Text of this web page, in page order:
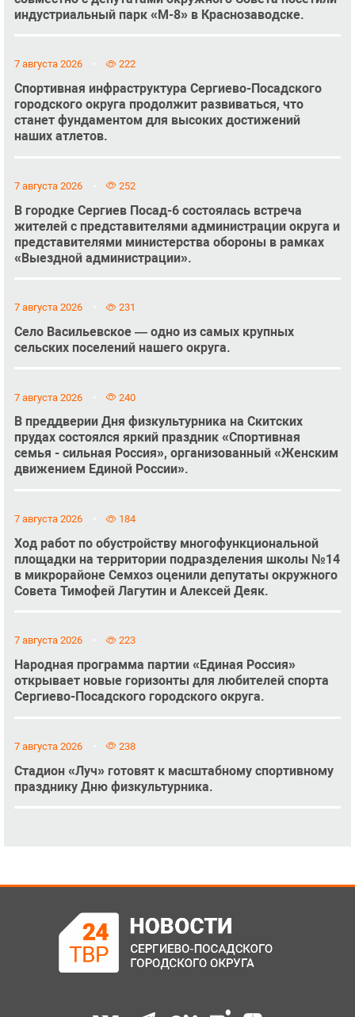
индустриальный парк «М-8» в Краснозаводске.
7 августа 2026 222
Спортивная инфраструктура Сергиево-Посадского
городского округа продолжит развиваться, что
станет фундаментом для высоких достижений
наших атлетов.
7 августа 2026 252
В городке Сергиев Посад-6 состоялась встреча
жителей с представителями администрации округа и
представителями министерства обороны в рамках
«Выездной администрации».
7 августа 2026 231
Село Васильевское — одно из самых крупных
сельских поселений нашего округа.
7 августа 2026 240
В преддверии Дня физкультурника на Скитских
прудах состоялся яркий праздник «Спортивная
семья - сильная Россия», организованный «Женским
движением Единой России».
7 августа 2026 184
Ход работ по обустройству многофункциональной
площадки на территории подразделения школы №14
в микрорайоне Семхоз оценили депутаты окружного
Совета Тимофей Лагутин и Алексей Деяк.
7 августа 2026 223
Народная программа партии «Единая Россия»
открывает новые горизонты для любителей спорта
Сергиево-Посадского городского округа.
7 августа 2026 238
Стадион «Луч» готовят к масштабному спортивному
празднику Дню физкультурника.